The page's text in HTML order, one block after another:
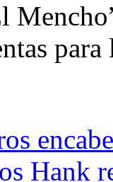
Hank